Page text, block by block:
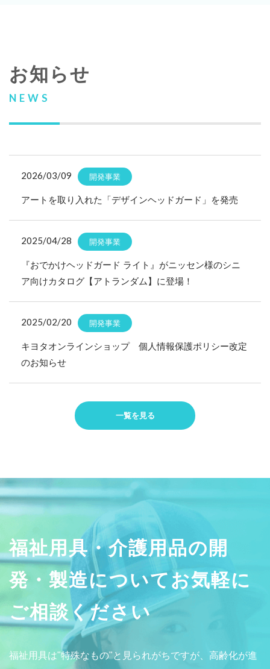
お知らせ
NEWS
2026/03/09 開発事業
アートを取り入れた「デザインヘッドガード」を発売
2025/04/28 開発事業
『おでかけヘッドガード ライト』がニッセン様のシニ
ア向けカタログ【アトランダム】に登場！
2025/02/20 開発事業
キヨタオンラインショップ 個人情報保護ポリシー改定
のお知らせ
一覧を見る
福祉用具・介護用品の開
発・製造についてお気軽に
ご相談ください
福祉用具は"特殊なもの"と見られがちですが、高齢化が進